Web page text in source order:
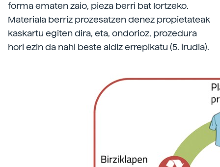
forma ematen zaio, pieza berri bat lortzeko.
Materiala berriz prozesatzen denez propietateak
kaskartu egiten dira, eta, ondorioz, prozedura
hori ezin da nahi beste aldiz errepikatu (5. irudia).